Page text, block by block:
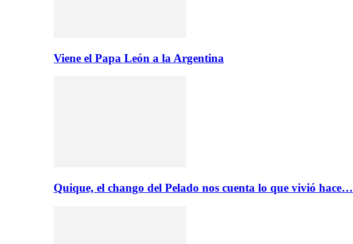
Viene el Papa León a la Argentina
Quique, el chango del Pelado nos cuenta lo que vivió hace…